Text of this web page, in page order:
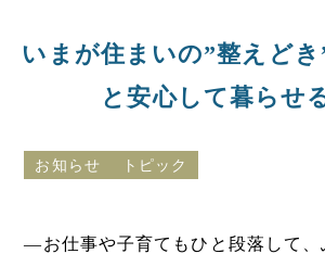
いまが住まいの”整えどき
と安心して暮らせ
お知らせ トピック
―お仕事や子育てもひと段落して、